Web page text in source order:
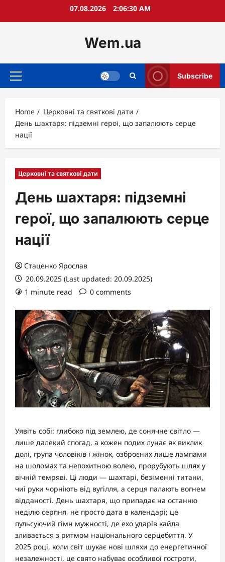
07.08.2026 2:06:32 AM
Wem.ua
Primary
Subscribe
Home
Церковні та святкові дати
День шахтаря: підземні герої, що запалюють серце
нації
Церковні та святкові дати
День шахтаря: підземні
герої, що запалюють серце
нації
Стаценко Ярослав
20.09.2025 (Last updated: 20.09.2025)
1 minute read
0 comments
Уявіть собі: глибоко під землею, де сонячне світло —
лише далекий спогад, а кожен подих лунає як виклик
долі, група чоловіків і жінок, озброєних лише лампами
на шоломах та непохитною волею, прорубують шлях у
вічній темряві. Ці люди — шахтарі, безіменні титани,
чиї руки чорніють від вугілля, а серця палають вогнем
відданості. День шахтаря, що припадає на останню
неділю серпня, не просто дата в календарі; це
пульсуючий гімн мужності, де ехо ударів кайла
зливається з ритмом національного серцебиття. У
2025 році, коли світ шукає нові шляхи до енергетичної
незалежності, це свято набуває особливої гостроти,